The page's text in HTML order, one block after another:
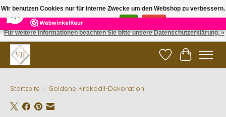
5 Reviews ×
✓ Gratis verzending vanaf €200 | ✓ 14 dagen retourneren
Wunschzettel
Ihr
Startseite / Goldene Krokodil-Dekoration
Wir benutzen Cookies nur für interne Zwecke um den Webshop zu verbessern.
Ist das in Ordnung?
Für weitere Informationen beachten Sie bitte unsere Datenschutzerklärung. »